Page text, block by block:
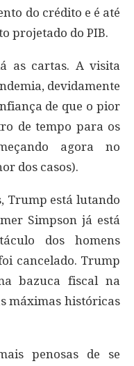
do crédito e é até
projetado do PIB.
as cartas. A visita
devidamente
de que o pior
de tempo para os
agora no
dos casos).
Trump está lutando
Simpson já está
dos homens
cancelado. Trump
bazuca fiscal na
máximas históricas
penosas de se